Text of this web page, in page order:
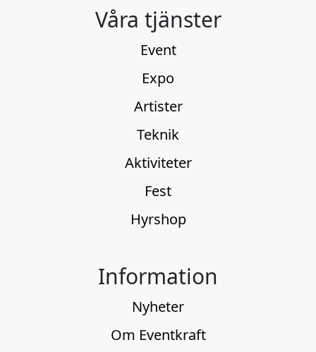
Våra tjänster
Event
Expo
Artister
Teknik
Aktiviteter
Fest
Hyrshop
Information
Nyheter
Om Eventkraft